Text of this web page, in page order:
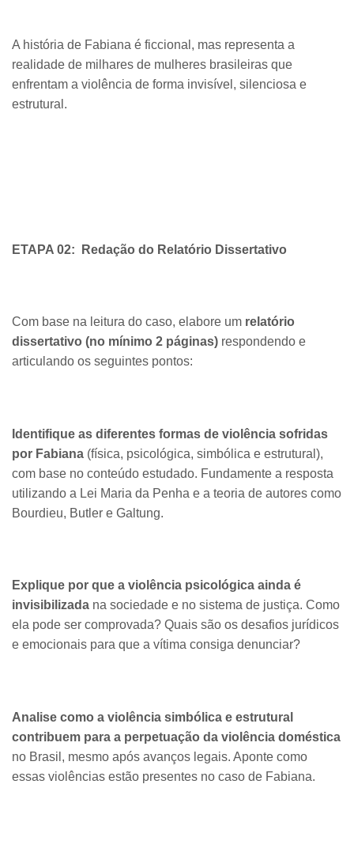
A história de Fabiana é ficcional, mas representa a
realidade de milhares de mulheres brasileiras que
enfrentam a violência de forma invisível, silenciosa e
estrutural.
ETAPA 02: Redação do Relatório Dissertativo
Com base na leitura do caso, elabore um relatório
dissertativo (no mínimo 2 páginas) respondendo e
articulando os seguintes pontos:
Identifique as diferentes formas de violência sofridas
por Fabiana (física, psicológica, simbólica e estrutural),
com base no conteúdo estudado. Fundamente a resposta
utilizando a Lei Maria da Penha e a teoria de autores como
Bourdieu, Butler e Galtung.
Explique por que a violência psicológica ainda é
invisibilizada na sociedade e no sistema de justiça. Como
ela pode ser comprovada? Quais são os desafios jurídicos
e emocionais para que a vítima consiga denunciar?
Analise como a violência simbólica e estrutural
contribuem para a perpetuação da violência doméstica
no Brasil, mesmo após avanços legais. Aponte como
essas violências estão presentes no caso de Fabiana.